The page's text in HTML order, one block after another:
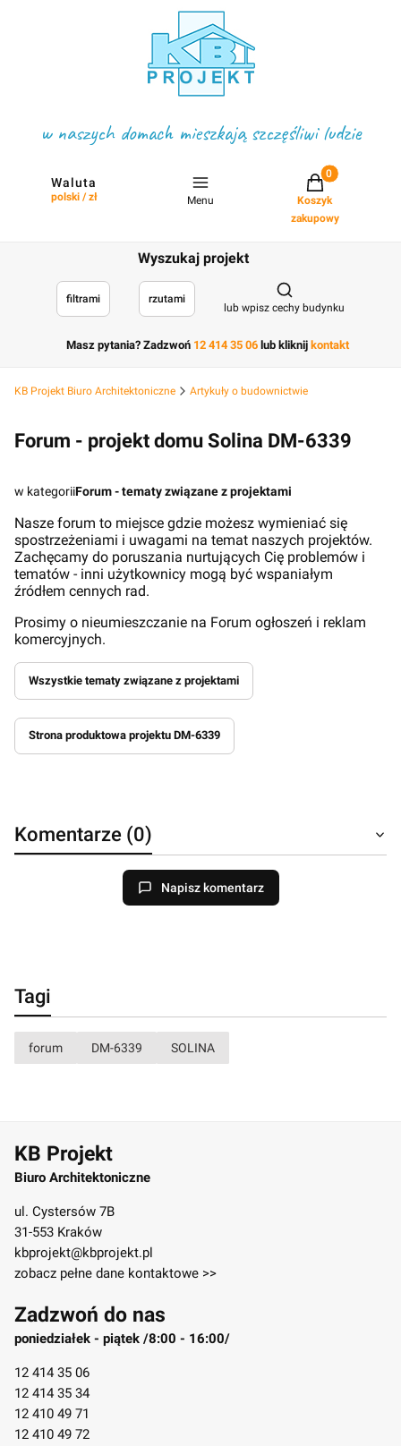
w naszych domach mieszkają szczęśliwi ludzie
Waluta
polski / zł Menu
Projekty w
Koszyk
zakupowy
Wyszukaj projekt
filtrami rzutami
Otwórz
lub wpisz cechy budynku
Masz pytania? Zadzwoń 12 414 35 06 lub kliknij kontakt
KB Projekt Biuro Architektoniczne Artykuły o budownictwie
Forum - projekt domu Solina DM-6339
w kategoriiForum - tematy związane z projektami
Nasze forum to miejsce gdzie możesz wymieniać się
spostrzeżeniami i uwagami na temat naszych projektów.
Zachęcamy do poruszania nurtujących Cię problemów i
tematów - inni użytkownicy mogą być wspaniałym
źródłem cennych rad.
Prosimy o nieumieszczanie na Forum ogłoszeń i reklam
komercyjnych.
Wszystkie tematy związane z projektami
Strona produktowa projektu DM-6339
Komentarze (0)
Napisz komentarz
Tagi
forum DM-6339 SOLINA
KB Projekt
Biuro Architektoniczne
ul. Cystersów 7B
31-553 Kraków
kbprojekt@kbprojekt.pl
zobacz pełne dane kontaktowe >>
Zadzwoń do nas
poniedziałek - piątek /8:00 - 16:00/
12 414 35 06
12 414 35 34
12 410 49 71
12 410 49 72